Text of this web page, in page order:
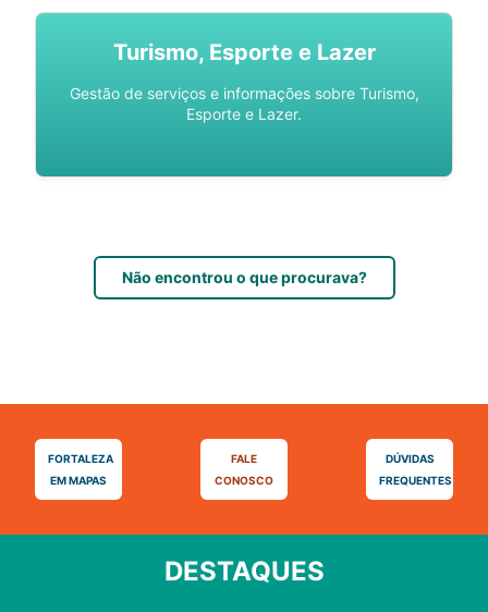
Turismo, Esporte e Lazer
Gestão de serviços e informações sobre Turismo,
Esporte e Lazer.
Não encontrou o que procurava?
FORTALEZA
EM MAPAS
FALE
CONOSCO
DÚVIDAS
FREQUENTES
DESTAQUES